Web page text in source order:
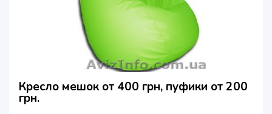
Кресло мешок от 400 грн, пуфики от 200
грн.